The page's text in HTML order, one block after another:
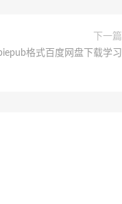
下一篇
格式百度网盘下载学习